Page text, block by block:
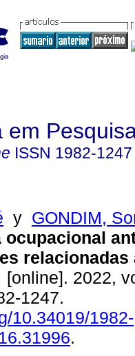
em
ISSN 1982-1247
y GONDIM,
ocupacional
relacionadas
[online]. 2022,
1247.
10.34019/1982-
.